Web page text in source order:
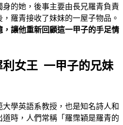
的她，後事主要由長兄羅青負責
羅青接收了妹妹的一屋子物品。
讓他重新回顧這一甲子的手足情
利女王 一甲子的兄妹
學英語系教授，也是知名詩人和
時，人們常稱「羅霈穎是羅青的